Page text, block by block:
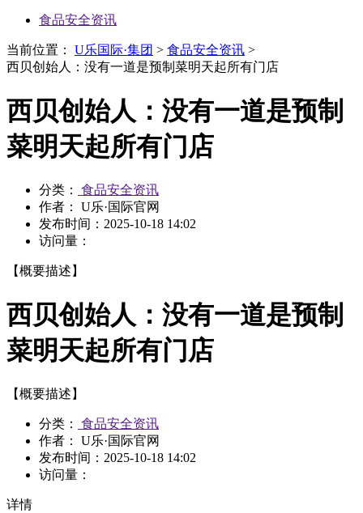
食品安全资讯
当前位置： U乐国际·集团 > 食品安全资讯 >
西贝创始人：没有一道是预制菜明天起所有门店
西贝创始人：没有一道是预制
菜明天起所有门店
分类：
食品安全资讯
作者： U乐·国际官网
发布时间： 2025-10-18 14:02
访问量：
【概要描述】
西贝创始人：没有一道是预制
菜明天起所有门店
【概要描述】
分类：
食品安全资讯
作者： U乐·国际官网
发布时间： 2025-10-18 14:02
访问量：
详情